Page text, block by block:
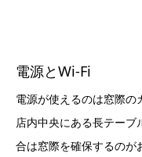
電源とWi-Fi
電源が使えるのは窓際の
店内中央にある長テー
合は窓際を確保するのが